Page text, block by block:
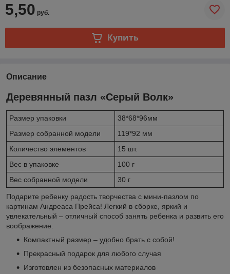
5,50 руб.
Купить
Описание
Деревянный пазл «Серый Волк»
Размер упаковки
38*68*96мм
Размер собранной модели
119*92 мм
Количество элементов
15 шт.
Вес в упаковке
100 г
Вес собранной модели
30 г
Подарите ребенку радость творчества с мини-пазлом по
картинам Андреаса Прейса! Легкий в сборке, яркий и
увлекательный – отличный способ занять ребенка и развить его
воображение.
Компактный размер – удобно брать с собой!
Прекрасный подарок для любого случая
Изготовлен из безопасных материалов